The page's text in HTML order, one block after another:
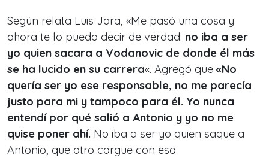
Según relata Luis Jara, «Me pasó una cosa y
ahora te lo puedo decir de verdad: no iba a ser
yo quien sacara a Vodanovic de donde él más
se ha lucido en su carrera«. Agregó que «No
quería ser yo ese responsable, no me parecía
justo para mi y tampoco para él. Yo nunca
entendí por qué salió a Antonio y yo no me
quise poner ahí. No iba a ser yo quien saque a
Antonio, que otro cargue con esa